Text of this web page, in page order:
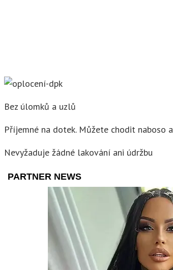
Bez úlomků a uzlů
Příjemné na dotek. Můžete chodit naboso
Nevyžaduje žádné lakování ani údržbu